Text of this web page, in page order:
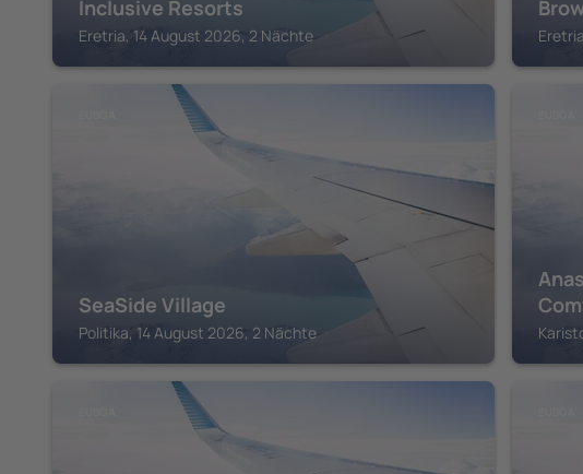
Inclusive Resorts
Eretria, 14 August 2026, 2 Nächte
SeaSide Village
Politika, 14 August 2026, 2 Nächte